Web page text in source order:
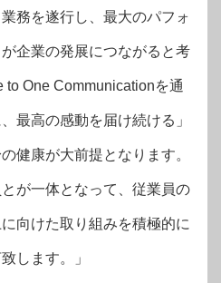
務を遂行し、最大のパフォ
企業の発展につながると考
to One Communicationを通
最高の感動を届け続ける」
健康が大前提となります。
が一体となって、従業員の
向けた取り組みを積極的に
します。」